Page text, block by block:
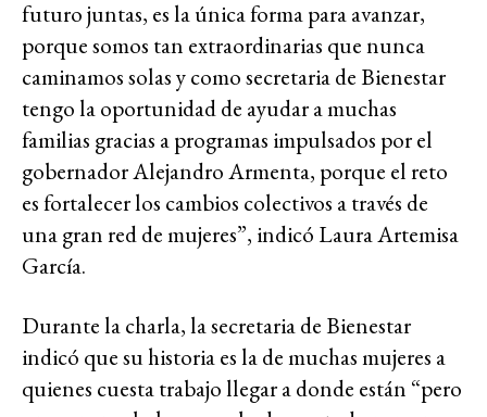
futuro juntas, es la única forma para avanzar,
porque somos tan extraordinarias que nunca
caminamos solas y como secretaria de Bienestar
tengo la oportunidad de ayudar a muchas
familias gracias a programas impulsados por el
gobernador Alejandro Armenta, porque el reto
es fortalecer los cambios colectivos a través de
una gran red de mujeres”, indicó Laura Artemisa
García.
Durante la charla, la secretaria de Bienestar
indicó que su historia es la de muchas mujeres a
quienes cuesta trabajo llegar a donde están “pero